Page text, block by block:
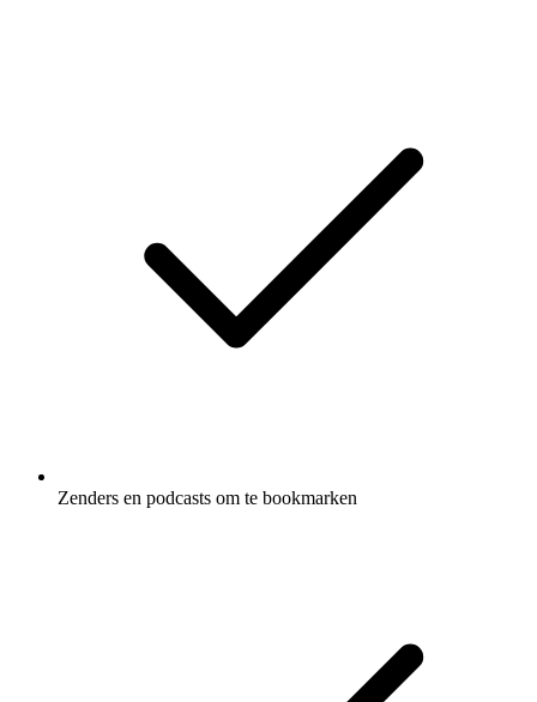
Zenders en podcasts om te bookmarken